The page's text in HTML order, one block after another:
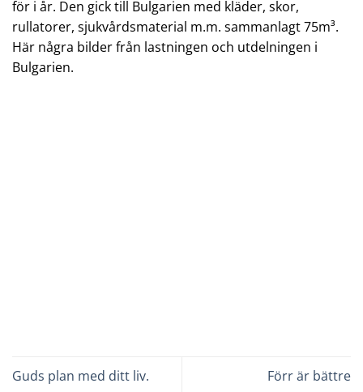
för i år. Den gick till Bulgarien med kläder, skor,
rullatorer, sjukvårdsmaterial m.m. sammanlagt 75m³.
Här några bilder från lastningen och utdelningen i
Bulgarien.
Guds plan med ditt liv. Förr är bättre